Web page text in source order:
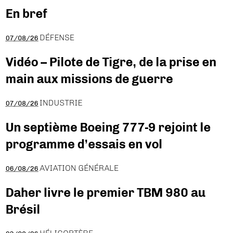
En bref
07/08/26 DÉFENSE
Vidéo – Pilote de Tigre, de la prise en
main aux missions de guerre
07/08/26 INDUSTRIE
Un septième Boeing 777-9 rejoint le
programme d’essais en vol
06/08/26 AVIATION GÉNÉRALE
Daher livre le premier TBM 980 au
Brésil